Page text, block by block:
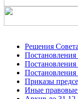
Решения Совета
Постановления
Приказы
Иные